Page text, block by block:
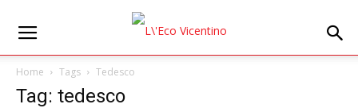
Home Tags Tedesco
Tag: tedesco